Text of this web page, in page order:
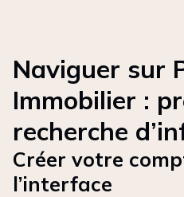
Naviguer sur
Immobilier :
recherche
Créer votre
l’interface